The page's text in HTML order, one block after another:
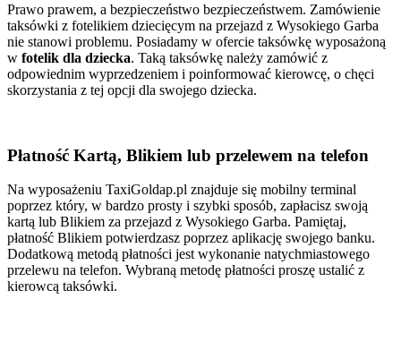
Prawo prawem, a bezpieczeństwo bezpieczeństwem. Zamówienie
taksówki z fotelikiem dziecięcym na przejazd z Wysokiego Garba
nie stanowi problemu. Posiadamy w ofercie taksówkę wyposażoną
w fotelik dla dziecka. Taką taksówkę należy zamówić z
odpowiednim wyprzedzeniem i poinformować kierowcę, o chęci
skorzystania z tej opcji dla swojego dziecka.
Płatność Kartą, Blikiem lub przelewem na telefon
Na wyposażeniu TaxiGoldap.pl znajduje się mobilny terminal
poprzez który, w bardzo prosty i szybki sposób, zapłacisz swoją
kartą lub Blikiem za przejazd z Wysokiego Garba. Pamiętaj,
płatność Blikiem potwierdzasz poprzez aplikację swojego banku.
Dodatkową metodą płatności jest wykonanie natychmiastowego
przelewu na telefon. Wybraną metodę płatności proszę ustalić z
kierowcą taksówki.